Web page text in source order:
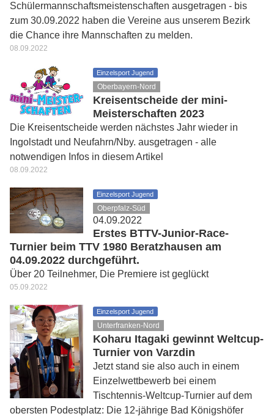
Schülermannschaftsmeistenschaften ausgetragen - bis
zum 30.09.2022 haben die Vereine aus unserem Bezirk
die Chance ihre Mannschaften zu melden.
08.09.2022
Einzelsport Jugend
Oberbayern-Nord
Kreisentscheide der mini-
Meisterschaften 2023
Die Kreisentscheide werden nächstes Jahr wieder in
Ingolstadt und Neufahrn/Nby. ausgetragen - alle
notwendigen Infos in diesem Artikel
08.09.2022
Einzelsport Jugend
Oberpfalz-Süd
04.09.2022
Erstes BTTV-Junior-Race-
Turnier beim TTV 1980 Beratzhausen am
04.09.2022 durchgeführt.
Über 20 Teilnehmer, Die Premiere ist geglückt
05.09.2022
Einzelsport Jugend
Unterfranken-Nord
Koharu Itagaki gewinnt Weltcup-
Turnier von Varzdin
Jetzt stand sie also auch in einem
Einzelwettbewerb bei einem
Tischtennis-Weltcup-Turnier auf dem
obersten Podestplatz: Die 12-jährige Bad Königshöfer